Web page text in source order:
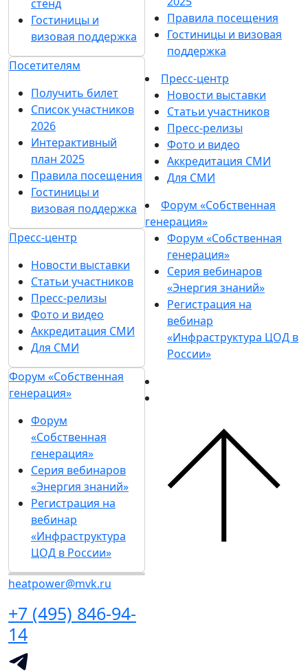
стенд
Гостиницы и
визовая поддержка
Посетителям
Получить билет
Список участников
2026
Интерактивный
план 2025
Правила посещения
Гостиницы и
визовая поддержка
Пресс-центр
Новости выставки
Статьи участников
Пресс-релизы
Фото и видео
Аккредитация СМИ
Для СМИ
Форум «Собственная
генерация»
Форум
«Собственная
генерация»
Серия вебинаров
«Энергия знаний»
Регистрация на
вебинар
«Инфраструктура
ЦОД в России»
heatpower@mvk.ru
+7 (495) 846-94-
14
Правила посещения
Гостиницы и визовая
поддержка
Пресс-центр
Новости выставки
Статьи участников
Пресс-релизы
Фото и видео
Аккредитация СМИ
Для СМИ
Форум «Собственная
генерация»
Форум «Собственная
генерация»
Серия вебинаров
«Энергия знаний»
Регистрация на
вебинар
«Инфраструктура ЦОД в
России»